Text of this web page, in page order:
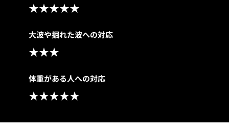
★★★★★
大波や掘れた波への対応
★★★
体重がある人への対応
★★★★★